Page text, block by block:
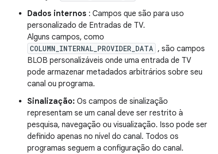
Dados internos : Campos que são para uso
personalizado de Entradas de TV.
Alguns campos, como
COLUMN_INTERNAL_PROVIDER_DATA , são campos
BLOB personalizáveis ​​onde uma entrada de TV
pode armazenar metadados arbitrários sobre seu
canal ou programa.
Sinalização: Os campos de sinalização
representam se um canal deve ser restrito à
pesquisa, navegação ou visualização. Isso pode ser
definido apenas no nível do canal. Todos os
programas seguem a configuração do canal.